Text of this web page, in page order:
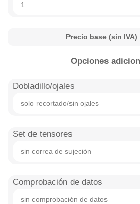
1
Precio base (sin IVA)
Opciones
Dobladillo/ojales
solo recortado/sin ojales
Set de tensores
sin correa de sujeción
Comprobación de datos
sin comprobación de datos